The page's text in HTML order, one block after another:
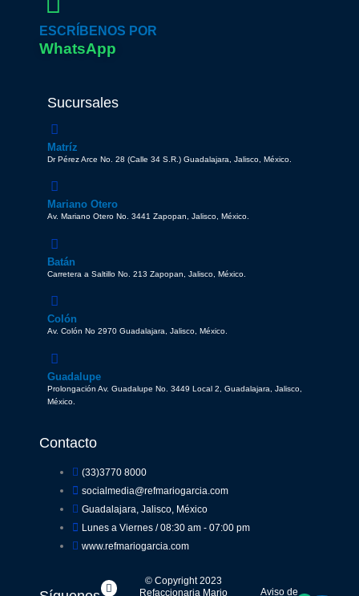
ESCRÍBENOS POR
WhatsApp
Sucursales
Matríz
Dr Pérez Arce No. 28 (Calle 34 S.R.) Guadalajara, Jalisco, México.
Mariano Otero
Av. Mariano Otero No. 3441 Zapopan, Jalisco, México.
Batán
Carretera a Saltillo No. 213 Zapopan, Jalisco, México.
Colón
Av. Colón No 2970 Guadalajara, Jalisco, México.
Guadalupe
Prolongación Av. Guadalupe No. 3449 Local 2, Guadalajara, Jalisco,
México.
Contacto
(33)3770 8000
socialmedia@refmariogarcia.com
Guadalajara, Jalisco, México
Lunes a Viernes / 08:30 am - 07:00 pm
www.refmariogarcia.com
F
Y
W
I
© Copyright 2023
Refaccionaria Mario
Aviso de